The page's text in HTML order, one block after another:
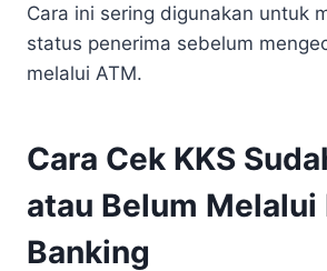
Cara ini sering digunakan untuk
status penerima sebelum
melalui ATM.
Cara Cek KKS
atau Belum
Banking